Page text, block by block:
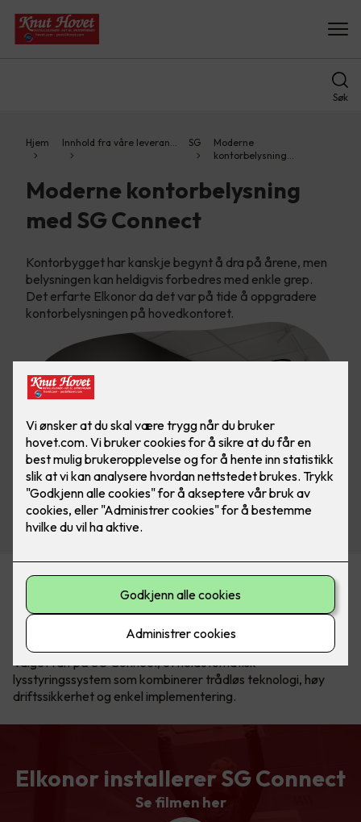
Søk
Hjem Innhold fra våre leveran… SG
Moderne
kontorbelysning…
Moderne kontorbelysning
med SG Connect
Kontorbygget har kanskje begynt å dra på årene, men
belysningen kan heldigvis forbedres med enkle grep.
Det erfarte Elkonor da det var på tide å oppgradere
kontorbelysningen på hovedkontoret.
Elkonor hadde flere ønsker da de skulle bytte ut
kontorbelysningen. Den nye løsningen måtte ha
styringsmuligheter, og lyskvaliteten måtte bli betraktelig
bedre – samtidig var det viktig å redusere energiforbruket.
Valget falt på SG Connect, et helautomatisk
lysstyringssystem som kombinerer trådløs teknologi, høy
driftssikkerhet og enkel implementering.
Elkonor installerer SG Connect
Se filmen her